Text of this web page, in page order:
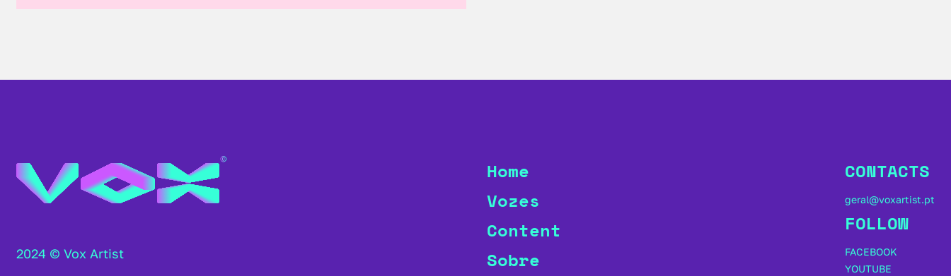
2024 © Vox Artist
Home
Vozes
Content
Sobre
CONTACTS
geral@voxartist.pt
FOLLOW
FACEBOOK
YOUTUBE